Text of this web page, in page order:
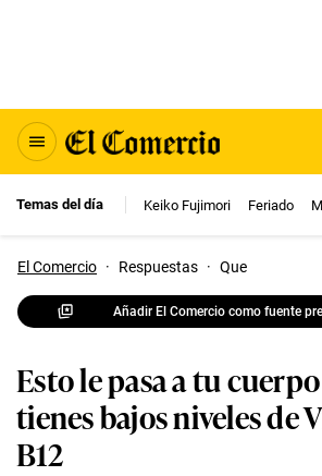
Temas del día Keiko Fujimori Feriado
El Comercio · Respuestas · Que
Añadir El Comercio como fuente
Esto le pasa a tu
tienes bajos niveles de
B12